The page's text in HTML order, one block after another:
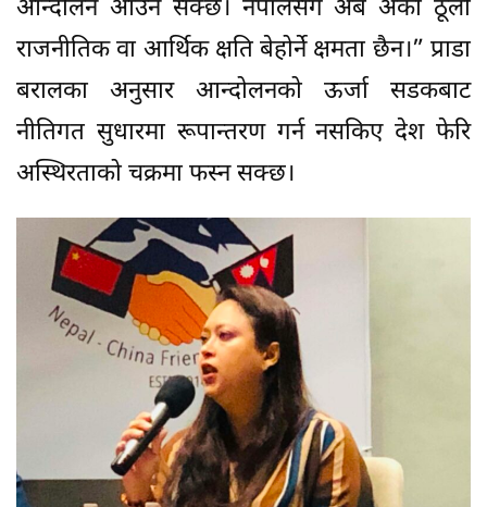
आन्दोलन आउन सक्छ। नेपालसँग अब अर्को ठूलो
राजनीतिक वा आर्थिक क्षति बेहोर्ने क्षमता छैन।” प्राडा
बरालका अनुसार आन्दोलनको ऊर्जा सडकबाट
नीतिगत सुधारमा रूपान्तरण गर्न नसकिए देश फेरि
अस्थिरताको चक्रमा फस्न सक्छ।